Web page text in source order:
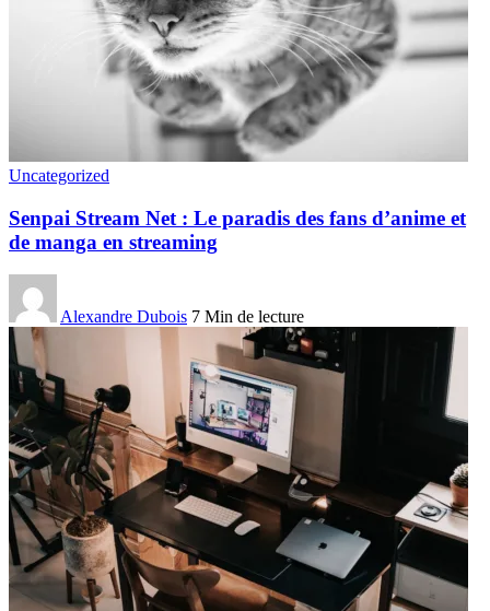
Uncategorized
Senpai Stream Net : Le paradis des fans d’anime et
de manga en streaming
Alexandre Dubois 7 Min de lecture